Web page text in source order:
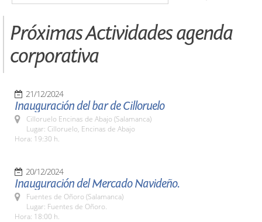
Próximas Actividades agenda
corporativa
21/12/2024
Inauguración del bar de Cilloruelo
Cilloruelo Encinas de Abajo (Salamanca)
Lugar: Cilloruelo, Encinas de Abajo
Hora: 19:30 h.
20/12/2024
Inauguración del Mercado Navideño.
Fuentes de Oñoro (Salamanca)
Lugar: Fuentes de Oñoro.
Hora: 18:00 h.